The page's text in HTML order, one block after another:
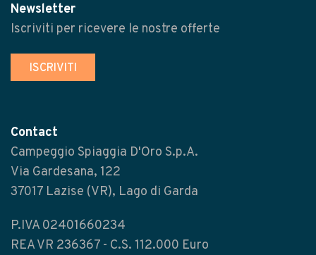
Newsletter
Iscriviti per ricevere le nostre offerte
ISCRIVITI
Contact
Campeggio Spiaggia D'Oro S.p.A.
Via Gardesana, 122
37017 Lazise (VR), Lago di Garda
P.IVA 02401660234
REA VR 236367 - C.S. 112.000 Euro